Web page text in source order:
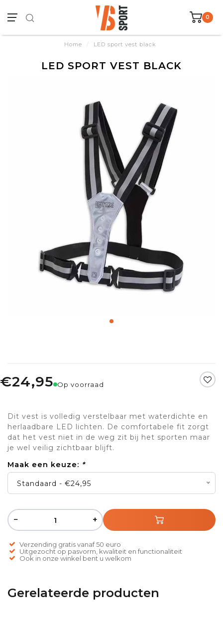
0
Home / LED sport vest black
LED SPORT VEST BLACK
€24,95 Op voorraad
Dit vest is volledig verstelbaar met waterdichte en
herlaadbare LED lichten. De comfortabele fit zorgt
dat het vest niet in de weg zit bij het sporten maar
je wel veilig zichtbaar blijft.
Maak een keuze: *
Standaard - €24,95
− +
Verzending gratis vanaf 50 euro
Uitgezocht op pasvorm, kwaliteit en functionaliteit
Ook in onze winkel bent u welkom
Gerelateerde producten